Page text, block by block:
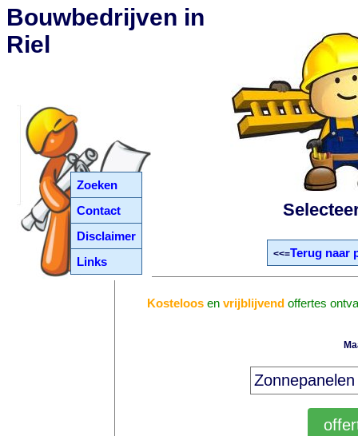
Zoeken
Contact
Disclaimer
Links
Bouwbedrijven in
Riel
<<=Terug naar
Kosteloos envrijblijvend offertes